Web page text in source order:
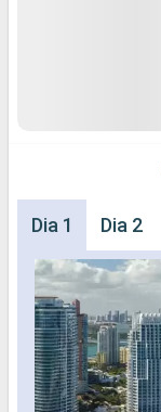
Dia 1 Dia 2